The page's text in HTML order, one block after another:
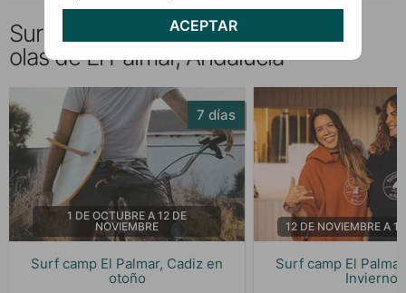
Surf Camp en Cádiz: Descubre las
olas de El Palmar, Andalucía
Surf camp El Palmar, Cadiz en
otoño
7 días
1 DE OCTUBRE A 12 DE
NOVIEMBRE
Surf camp El
Invierno
12 DE NOVIEMBRE A 1
ACEPTAR